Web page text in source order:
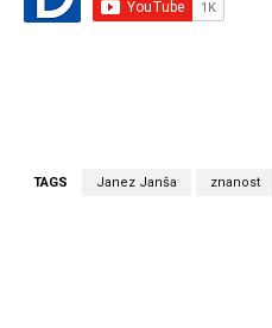
TAGS Janez Janša znanost